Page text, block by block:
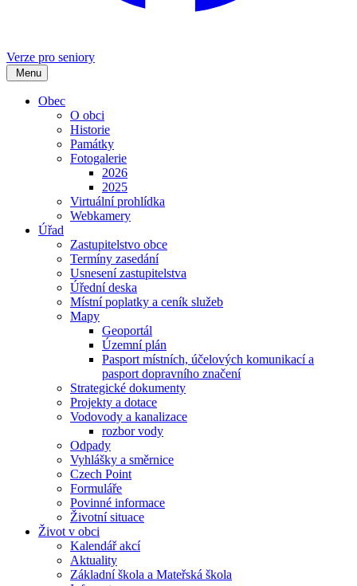
Verze pro seniory
Menu
Obec
O obci
Historie
Památky
Fotogalerie
2026
2025
Virtuální prohlídka
Webkamery
Úřad
Zastupitelstvo obce
Termíny zasedání
Usnesení zastupitelstva
Úřední deska
Místní poplatky a ceník služeb
Mapy
Geoportál
Územní plán
Pasport místních, účelových komunikací a
pasport dopravního značení
Strategické dokumenty
Projekty a dotace
Vodovody a kanalizace
rozbor vody
Odpady
Vyhlášky a směrnice
Czech Point
Formuláře
Povinné informace
Životní situace
Život v obci
Kalendář akcí
Aktuality
Základní škola a Mateřská škola